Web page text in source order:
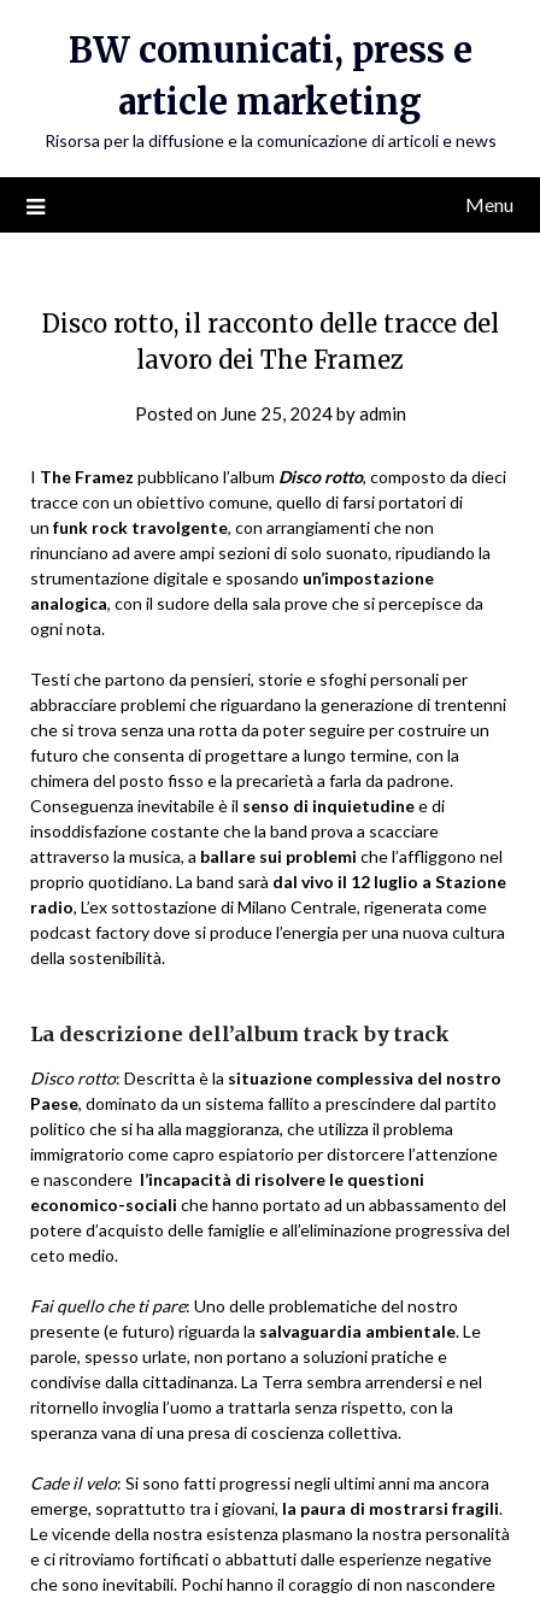
BW comunicati, press e
article marketing
Risorsa per la diffusione e la comunicazione di articoli e news
Menu
Disco rotto, il racconto delle tracce del
lavoro dei The Framez
Posted on June 25, 2024byadmin
I The Framez pubblicano l’album Disco rotto, composto da dieci
tracce con un obiettivo comune, quello di farsi portatori di
un funk rock travolgente, con arrangiamenti che non
rinunciano ad avere ampi sezioni di solo suonato, ripudiando la
strumentazione digitale e sposando un’impostazione
analogica, con il sudore della sala prove che si percepisce da
ogni nota.
Testi che partono da pensieri, storie e sfoghi personali per
abbracciare problemi che riguardano la generazione di trentenni
che si trova senza una rotta da poter seguire per costruire un
futuro che consenta di progettare a lungo termine, con la
chimera del posto fisso e la precarietà a farla da padrone.
Conseguenza inevitabile è il senso di inquietudinee di
insoddisfazione costante che la band prova a scacciare
attraverso la musica, a ballare sui problemi che l’affliggono nel
proprio quotidiano. La band sarà dal vivo il 12 luglio a Stazione
radio, L’ex sottostazione di Milano Centrale, rigenerata come
podcast factory dove si produce l’energia per una nuova cultura
della sostenibilità.
La descrizione dell’album track by track
Disco rotto: Descritta è la situazione complessiva del nostro
Paese, dominato da un sistema fallito a prescindere dal partito
politico che si ha alla maggioranza, che utilizza il problema
immigratorio come capro espiatorio per distorcere l’attenzione
e nascondere l’incapacità di risolvere le questioni
economico-sociali che hanno portato ad un abbassamento del
potere d’acquisto delle famiglie e all’eliminazione progressiva del
ceto medio.
Fai quello che ti pare: Uno delle problematiche del nostro
presente (e futuro) riguarda la salvaguardia ambientale. Le
parole, spesso urlate, non portano a soluzioni pratiche e
condivise dalla cittadinanza. La Terra sembra arrendersi e nel
ritornello invoglia l’uomo a trattarla senza rispetto, con la
speranza vana di una presa di coscienza collettiva.
Cade il velo: Si sono fatti progressi negli ultimi anni ma ancora
emerge, soprattutto tra i giovani, la paura di mostrarsi fragili.
Le vicende della nostra esistenza plasmano la nostra personalità
e ci ritroviamo fortificati o abbattuti dalle esperienze negative
che sono inevitabili. Pochi hanno il coraggio di non nascondere